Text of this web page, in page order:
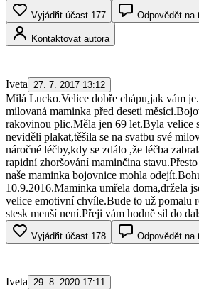
Vyjádřit účast 177 Odpovědět na
Kontaktovat autora
Iveta 27. 7. 2017 13:12
Milá Lucko.Velice dobře chápu,jak vám
milovaná maminka před deseti
rakovinou plic.Měla jen 69 let.Byla velice
neviděli plakat,těšila se na svatbu své
náročné léčby,kdy se zdálo ,že léčba
rapidní zhoršování maminčina
naše maminka bojovnice mohla
10.9.2016.Maminka umřela doma,držela
velice emotivní chvíle.Bude to už pomalu
stesk menší není.Přeji vám hodně sil do
Vyjádřit účast 178 Odpovědět na
Iveta 29. 8. 2020 17:11